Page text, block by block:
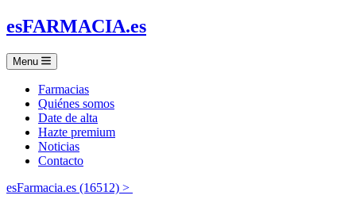
esFARMACIA.es
Menu
Farmacias
Quiénes somos
Date de alta
Hazte premium
Noticias
Contacto
esFarmacia.es (16512) >